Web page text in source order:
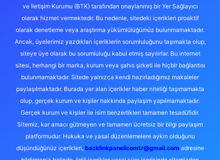
ve İletişim Kurumu (BTK) tarafından onaylanmış bir Yer Sağlayıcı
olarak hizmet vermektedir. Bu nedenle, sitedeki içerikleri proaktif
olarak denetleme veya araştırma yükümlülüğümüz bulunmamaktadır.
Ancak, üyelerimiz yazdıkları içeriklerin sorumluluğunu taşımakta olup,
siteye üye olarak bu sorumluluğu kabul etmiş sayılırlar. Bu internet
sitesi, herhangi bir marka, kurum veya şahıs şirketi ile hiçbir bağlantısı
bulunmamaktadır. Sitede yalnızca kendi hazırladığımız makaleler
paylaşılmaktadır. Burada yer alan içerikler haber niteliği taşımamakta
olup, gerçek kurum ve kişiler hakkında paylaşım yapılmamaktadır.
Gerçek kurum ve kişiler ile isim benzerlikleri tamamen tesadüfidir.
Sitemiz, kar amacı gütmeyen ve tamamen ücretsiz bir bilgi paylaşım
platformudur. Hukuka ve yasal düzenlemelere aykırı olduğunu
düşündüğünüz içerikleri, backlinkpanelicomtr@gmail.comadresine